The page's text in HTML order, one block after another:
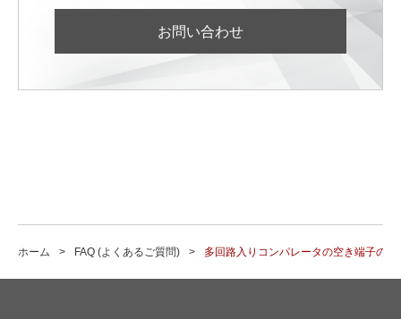
お問い合わせ
ホーム FAQ (よくあるご質問) 多回路入りコンパレータの空き端子の